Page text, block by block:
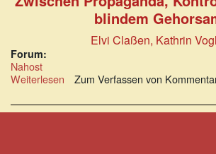
blindem
Elvi Claßen, Kathrin
Forum:
Nahost
Weiterlesen über
Die
Bundeswehr
Zum Verfassen von